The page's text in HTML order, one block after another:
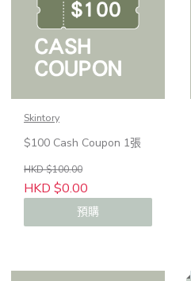
Skintory
$100 Cash Coupon 1張
HKD $100.00
HKD $0.00
預購